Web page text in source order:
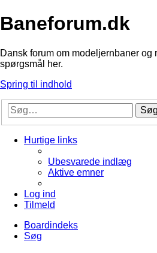
Baneforum.dk
Dansk forum om modeljernbaner og
spørgsmål her.
Spring til indhold
Søg
Hurtige links
Ubesvarede indlæg
Aktive emner
Log ind
Tilmeld
Boardindeks
Søg